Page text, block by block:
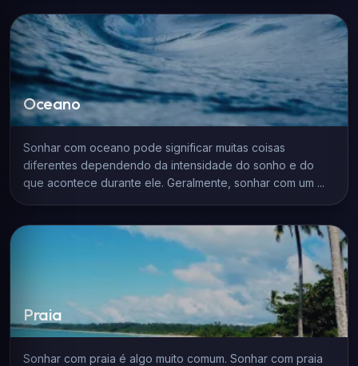
Oceano
Sonhar com oceano pode significar muitas coisas
diferentes dependendo da intensidade do sonho e do
que acontece durante ele. Geralmente, sonhar com um ...
Praia
Sonhar com praia é algo muito comum. Sonhar com praia